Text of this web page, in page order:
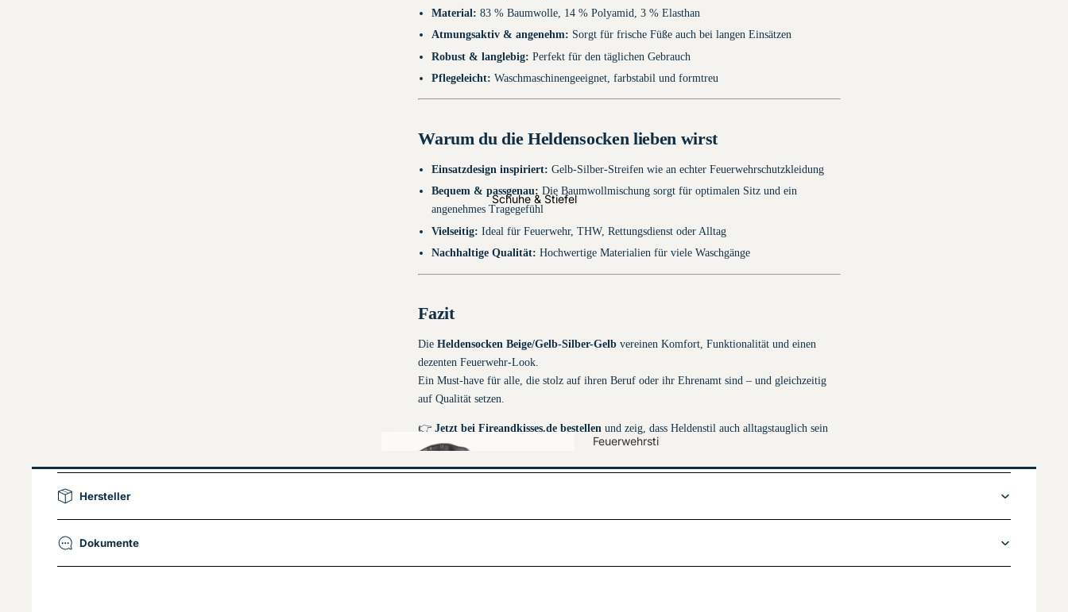
Magnetsch
Warn-/Multifunktio
Einsatzbundhos
Einsatzlatzhos
Schuhe & Stiefel
Feuerwehrsti
Material: 83 % Baumwolle, 14 % Polyamid, 3 % Elasthan
Atmungsaktiv & angenehm: Sorgt für frische Füße auch bei langen Einsätzen
Robust & langlebig: Perfekt für den täglichen Gebrauch
Pflegeleicht: Waschmaschinengeeignet, farbstabil und formtreu
Warum du die Heldensocken lieben wirst
Einsatzdesign inspiriert: Gelb-Silber-Streifen wie an echter Feuerwehrschutzkleidung
Bequem & passgenau: Die Baumwollmischung sorgt für optimalen Sitz und ein
angenehmes Tragegefühl
Vielseitig: Ideal für Feuerwehr, THW, Rettungsdienst oder Alltag
Nachhaltige Qualität: Hochwertige Materialien für viele Waschgänge
Fazit
DieHeldensocken Beige/Gelb-Silber-Gelb vereinen Komfort, Funktionalität und einen
dezenten Feuerwehr-Look.
Ein Must-have für alle, die stolz auf ihren Beruf oder ihr Ehrenamt sind – und gleichzeitig
auf Qualität setzen.
👉Jetzt bei Fireandkisses.de bestellen und zeig, dass Heldenstil auch alltagstauglich sein
kann!
Hersteller
Dokumente